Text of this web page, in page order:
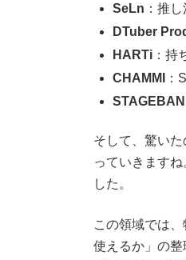
SeLn ：推
DTuber
HARTi ：持
CHAMMI
：
そして、驚い
っていきます
した。
この領域では
使えるか」の整